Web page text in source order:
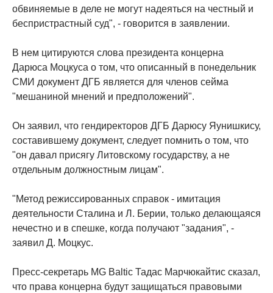
обвиняемые в деле не могут надеяться на честный и
беспристрастный суд", - говорится в заявлении.
В нем цитируются слова президента концерна
Дарюса Моцкуса о том, что описанный в понедельник
СМИ документ ДГБ является для членов сейма
"мешаниной мнений и предположений".
Он заявил, что гендиректоров ДГБ Дарюсу Яунишкису,
составившему документ, следует помнить о том, что
"он давал присягу Литовскому государству, а не
отдельным должностным лицам".
"Метод режиссированных справок - имитация
деятельности Сталина и Л. Берии, только делающаяся
нечестно и в спешке, когда получают "задания", -
заявил Д. Моцкус.
Пресс-секретарь MG Baltic Тадас Марчюкайтис сказал,
что права концерна будут защищаться правовыми